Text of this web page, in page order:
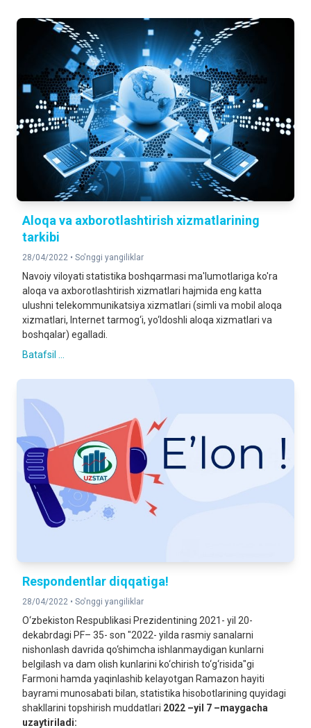
Aloqa va axborotlashtirish xizmatlarining
tarkibi
28/04/2022 • So'nggi yangiliklar
Navoiy viloyati statistika boshqarmasi ma'lumotlariga ko'ra
aloqa va axborotlashtirish xizmatlari hajmida eng katta
ulushni telekommunikatsiya xizmatlari (simli va mobil aloqa
xizmatlari, Internet tarmog‘i, yo‘ldoshli aloqa xizmatlari va
boshqalar) egalladi.
Batafsil ...
Respondentlar diqqatiga!
28/04/2022 • So'nggi yangiliklar
O‘zbekiston Respublikasi Prezidentining 2021- yil 20-
dekabrdagi PF– 35- son "2022- yilda rasmiy sanalarni
nishonlash davrida qo‘shimcha ishlanmaydigan kunlarni
belgilash va dam olish kunlarini ko‘chirish to‘g‘risida"gi
Farmoni hamda yaqinlashib kelayotgan Ramazon hayiti
bayrami munosabati bilan, statistika hisobotlarining quyidagi
shakllarini topshirish muddatlari 2022 –yil 7 –maygacha
uzaytiriladi: